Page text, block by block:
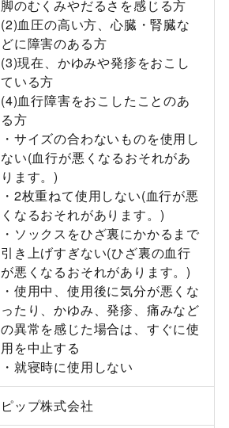
脚のむくみやだるさを感じる方
(2)血圧の高い方、心臓・腎臓な
どに障害のある方
(3)現在、かゆみや発疹をおこし
ている方
(4)血行障害をおこしたことのあ
る方
・サイズの合わないものを使用し
ない(血行が悪くなるおそれがあ
ります。)
・2枚重ねて使用しない(血行が悪
くなるおそれがあります。)
・ソックスをひざ裏にかかるまで
引き上げすぎない(ひざ裏の血行
が悪くなるおそれがあります。)
・使用中、使用後に気分が悪くな
ったり、かゆみ、発疹、痛みなど
の異常を感じた場合は、すぐに使
用を中止する
・就寝時に使用しない
ピップ株式会社